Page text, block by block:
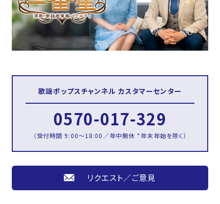
歌謡ポップスチャンネル カスタマーセンター
0570-017-329
（受付時間 9:00～18:00／年中無休 *年末年始を除く）
リクエスト／ご意見